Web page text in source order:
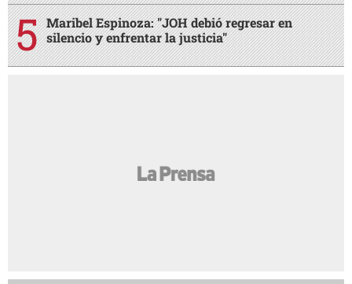
Maribel Espinoza: "JOH debió regresar en
silencio y enfrentar la justicia"